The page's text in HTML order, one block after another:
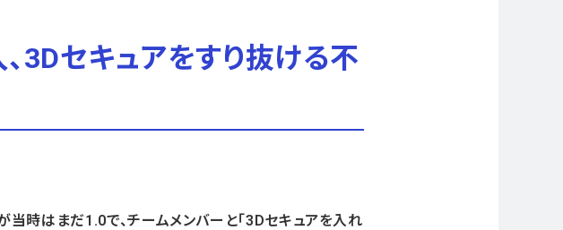
3Dセキュアをすり抜ける不
時はまだ1.0で、チームメンバーと「3Dセキュアを入れ